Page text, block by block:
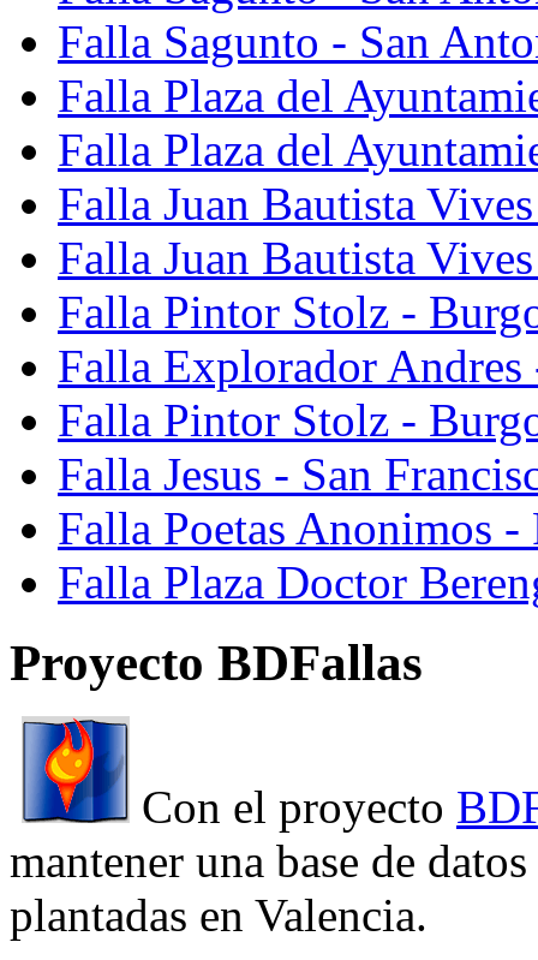
Falla Sagunto - San
Falla Plaza del
Falla Plaza del
Falla Juan Bautista
Falla Juan Bautista
Falla Pintor Stolz -
Falla Explorador Andres
Falla Pintor Stolz -
Falla Jesus - San
Falla Poetas Anonimos
Falla Plaza Doctor
Proyecto BDFallas
Con el proyecto
mantener una base de
plantadas en Valencia.